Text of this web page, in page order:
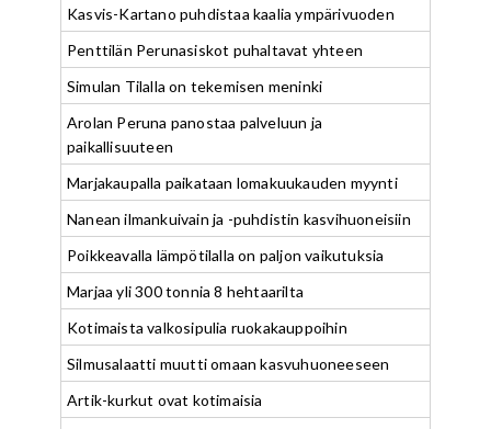
Kasvis-Kartano puhdistaa kaalia ympärivuoden
Penttilän Perunasiskot puhaltavat yhteen
Simulan Tilalla on tekemisen meninki
Arolan Peruna panostaa palveluun ja
paikallisuuteen
Marjakaupalla paikataan lomakuukauden myynti
Nanean ilmankuivain ja -puhdistin kasvihuoneisiin
Poikkeavalla lämpötilalla on paljon vaikutuksia
Marjaa yli 300 tonnia 8 hehtaarilta
Kotimaista valkosipulia ruokakauppoihin
Silmusalaatti muutti omaan kasvuhuoneeseen
Artik-kurkut ovat kotimaisia